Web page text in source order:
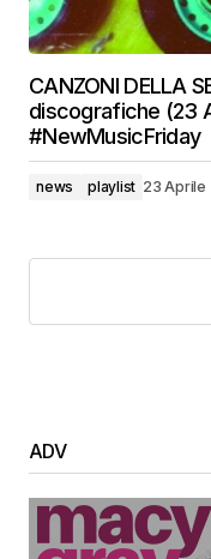
CANZONI DELLA
discografiche (23
#NewMusicFriday
news playlist 23 Aprile
ADV